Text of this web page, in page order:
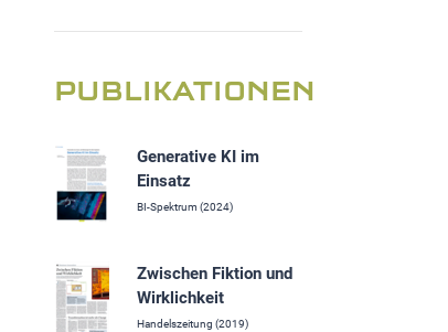
PUBLIKATIONEN
Generative KI im
Einsatz
BI-Spektrum (2024)
Zwischen Fiktion und
Wirklichkeit
Handelszeitung (2019)